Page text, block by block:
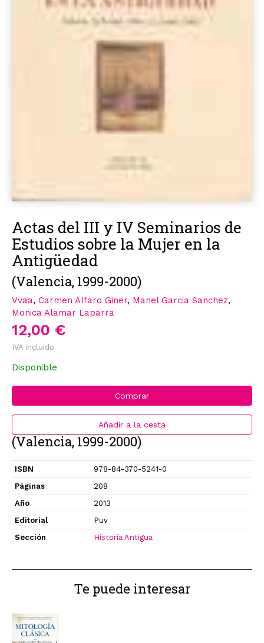
Actas del III y IV Seminarios de
Estudios sobre la Mujer en la
Antigüedad
(Valencia, 1999-2000)
Vvaa, Carmen Alfaro Giner, Manel Garcia Sanchez,
Monica Alamar Laparra
12,00 €
IVA incluido
Disponible
Comprar
Añadir a la cesta
(Valencia, 1999-2000)
ISBN
978-84-370-5241-0
Páginas
208
Año
2013
Editorial
Puv
Sección
Historia Antigua
Te puede interesar